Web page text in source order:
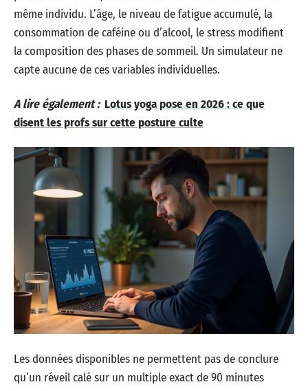
même individu. L’âge, le niveau de fatigue accumulé, la
consommation de caféine ou d’alcool, le stress modifient
la composition des phases de sommeil. Un simulateur ne
capte aucune de ces variables individuelles.
A lire également : Lotus yoga pose en 2026 : ce que
disent les profs sur cette posture culte
Les données disponibles ne permettent pas de conclure
qu’un réveil calé sur un multiple exact de 90 minutes